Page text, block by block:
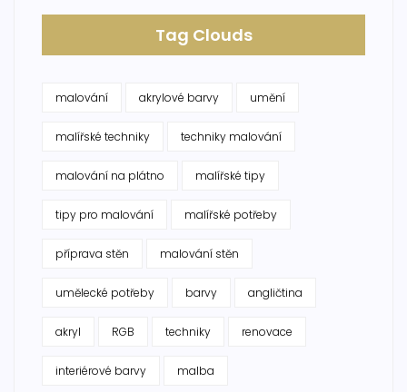
Tag Clouds
malování akrylové barvy umění
malířské techniky techniky malování
malování na plátno malířské tipy
tipy pro malování malířské potřeby
příprava stěn malování stěn
umělecké potřeby barvy angličtina
akryl RGB techniky renovace
interiérové barvy malba